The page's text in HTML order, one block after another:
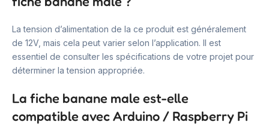
La tension d’alimentation de la ce produit est généralement
de 12V, mais cela peut varier selon l’application. Il est
essentiel de consulter les spécifications de votre projet pour
déterminer la tension appropriée.
La fiche banane male est-elle
compatible avec Arduino / Raspberry Pi